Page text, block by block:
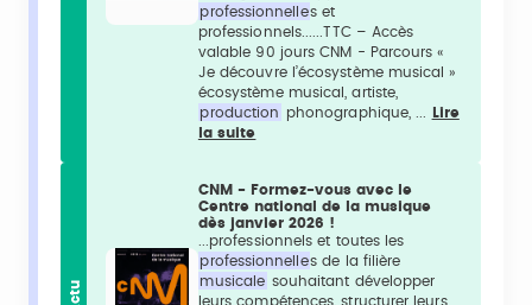
professionnelles et
professionnels......TTC – Accès
valable 90 jours CNM - Parcours «
Je découvre l’écosystème musical »
écosystème musical, artiste,
production
phonographique, ...
Lire
la suite
Actu
CNM - Formez-vous avec le
Centre national de la musique
dès janvier 2026 !
...professionnels et toutes les
professionnelles de la filière
musicale souhaitant développer
leurs compétences, structurer leurs